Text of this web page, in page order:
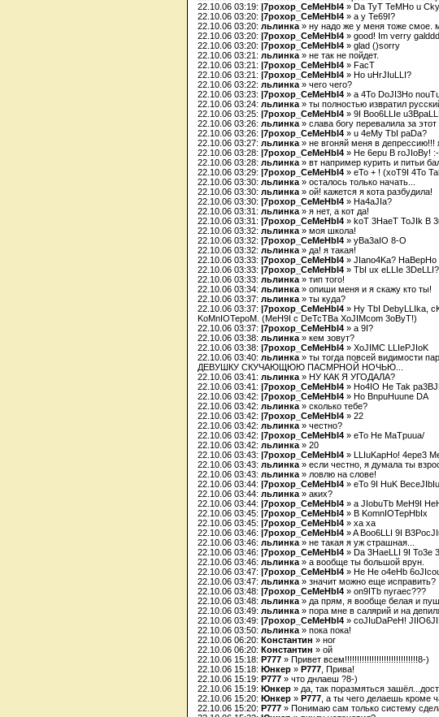
22.10.06 03:19: |7poxop_CeMeHbI4 » Da TyT TeMHo u
22.10.06 03:20: |7poxop_CeMeHbI4 » a y Te69I?
22.10.06 03:20: льлинка » ну надо же у меня тоже смое.
22.10.06 03:20: |7poxop_CeMeHbI4 » good! Im verry
22.10.06 03:20: |7poxop_CeMeHbI4 » glad ()sorry
22.10.06 03:21: льлинка » не так не пойдет.
22.10.06 03:21: |7poxop_CeMeHbI4 » FacT
22.10.06 03:21: |7poxop_CeMeHbI4 » Ho uHrJIuLLI?
22.10.06 03:22: льлинка » чего чего?
22.10.06 03:23: |7poxop_CeMeHbI4 » a 4To DoJI3Ho
22.10.06 03:24: льлинка » ты полностью извратил
22.10.06 03:25: |7poxop_CeMeHbI4 » 9I Boo6LLIe
22.10.06 03:26: льлинка » слава богу перевалила за
22.10.06 03:26: |7poxop_CeMeHbI4 » u 4eMy TbI paDa?
22.10.06 03:27: льлинка » не вгоняй меня в
22.10.06 03:28: |7poxop_CeMeHbI4 » He 6epu B roJIoBy!
22.10.06 03:28: льлинка » вт например курить и питьи
22.10.06 03:29: |7poxop_CeMeHbI4 » eTo + ! (xoT9I 4To
22.10.06 03:30: льлинка » осталось только начать...
22.10.06 03:30: льлинка » ой! кажется я кота разбудила!
22.10.06 03:30: |7poxop_CeMeHbI4 » Ha4aJIa?
22.10.06 03:31: льлинка » я нет, а кот да!
22.10.06 03:31: |7poxop_CeMeHbI4 » koT 3HaeT ToJIk B
22.10.06 03:32: льлинка » моя школа!
22.10.06 03:32: |7poxop_CeMeHbI4 » yBa3aIO 8-O
22.10.06 03:32: льлинка » да! я такая!
22.10.06 03:33: |7poxop_CeMeHbI4 » JIano4Ka? HaBepHo
22.10.06 03:33: |7poxop_CeMeHbI4 » TbI ux eLLIe 3DeLLI?
22.10.06 03:33: льлинка » тип того!
22.10.06 03:34: льлинка » опиши меня и я скажу кто ты!
22.10.06 03:37: льлинка » ты куда?
22.10.06 03:37: |7poxop_CeMeHbI4 » Hy TbI DebyLLIka,
KoMnIOTepoM. (MeH9I c DeTcTBa XoJIMcom 3oByT!)
22.10.06 03:37: |7poxop_CeMeHbI4 » a 9I?
22.10.06 03:38: льлинка » кем зовут?
22.10.06 03:38: |7poxop_CeMeHbI4 » XoJIMC LLIePJIoK
22.10.06 03:40: льлинка » ты тогда повсей видимости
ДЕВУШКУ СКУЧАЮЩЮЮ ПАСМРНОЙ НОЧЬЮ...
22.10.06 03:41: льлинка » НУ КАК Я УГОДАЛА?
22.10.06 03:41: |7poxop_CeMeHbI4 » Ho4IO He Tak
22.10.06 03:42: |7poxop_CeMeHbI4 » Ho BnpuHuune DA
22.10.06 03:42: льлинка » сколько тебе?
22.10.06 03:42: |7poxop_CeMeHbI4 » 22
22.10.06 03:42: льлинка » честно?
22.10.06 03:42: |7poxop_CeMeHbI4 » eTo He MaTpuua/
22.10.06 03:42: льлинка » 20
22.10.06 03:43: |7poxop_CeMeHbI4 » LLIuKapHo! 4epe3
22.10.06 03:43: льлинка » если честно, я думала ты
22.10.06 03:43: льлинка » ловлю на слове!
22.10.06 03:44: |7poxop_CeMeHbI4 » eTo 9I HuK
22.10.06 03:44: льлинка » аких?
22.10.06 03:44: |7poxop_CeMeHbI4 » a JIobuTb MeH9I
22.10.06 03:45: |7poxop_CeMeHbI4 » B KomnIOTepHbIx
22.10.06 03:45: |7poxop_CeMeHbI4 » xa xa
22.10.06 03:46: |7poxop_CeMeHbI4 » A Boo6LLI 9I
22.10.06 03:46: льлинка » не такая я уж страшная...
22.10.06 03:46: |7poxop_CeMeHbI4 » Da 3HaeLLI 9I To3e
22.10.06 03:46: льлинка » а вообще ты большой врун.
22.10.06 03:47: |7poxop_CeMeHbI4 » He He o4eHb
22.10.06 03:47: льлинка » значит можно еще исправить?
22.10.06 03:48: |7poxop_CeMeHbI4 » on9ITb nyraec???
22.10.06 03:48: льлинка » да прям, я вообще белая и
22.10.06 03:49: льлинка » пора мне в салярий и на
22.10.06 03:49: |7poxop_CeMeHbI4 » coJIuDaPeH!
22.10.06 03:50: льлинка » пока пока!
22.10.06 06:20: Константин » ног
22.10.06 06:20: Константин » ой
22.10.06 15:18: P777 » Привет всем!!!!!!!!!!!!!!!!!!!!!!!!!!!!!!8-)
22.10.06 15:18: Юнкер » P777 , Прива!
22.10.06 15:19: P777 » что днлаеш ?8-)
22.10.06 15:19: Юнкер » да, так поразмяться
22.10.06 15:20: Юнкер » P777 , а ты чего делаешь кроме
22.10.06 15:20: P777 » Понимаю сам только систему